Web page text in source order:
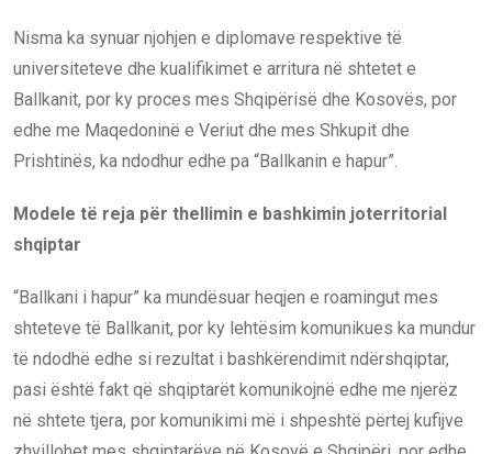
Nisma ka synuar njohjen e diplomave respektive të
universiteteve dhe kualifikimet e arritura në shtetet e
Ballkanit, por ky proces mes Shqipërisë dhe Kosovës, por
edhe me Maqedoninë e Veriut dhe mes Shkupit dhe
Prishtinës, ka ndodhur edhe pa “Ballkanin e hapur”.
Modele të reja për thellimin e bashkimin joterritorial
shqiptar
“Ballkani i hapur” ka mundësuar heqjen e roamingut mes
shteteve të Ballkanit, por ky lehtësim komunikues ka mundur
të ndodhë edhe si rezultat i bashkërendimit ndërshqiptar,
pasi është fakt që shqiptarët komunikojnë edhe me njerëz
në shtete tjera, por komunikimi më i shpeshtë përtej kufijve